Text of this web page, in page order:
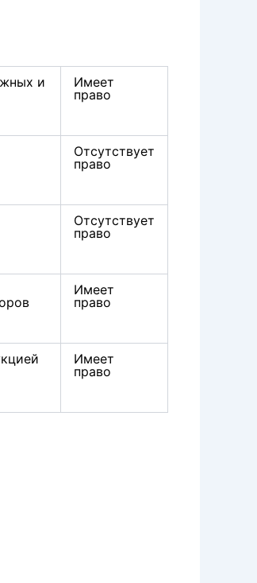
и
Имеет
право
Отсутствует
право
Отсутствует
право
Имеет
право
Имеет
право